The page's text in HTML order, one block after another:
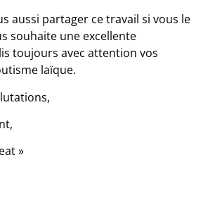
aussi partager ce travail si vous le
souhaite une excellente
toujours avec attention vos
laïque.
»